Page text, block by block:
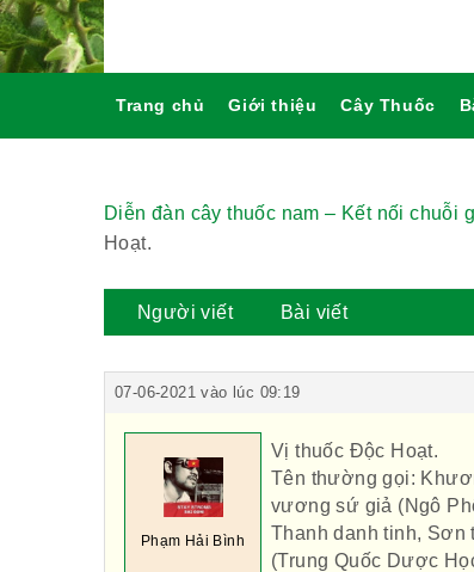
Trang chủ Giới thiệu Cây Thuốc
Diễn đàn cây thuốc nam – Kết nối chuỗi
Hoạt.
Người viết Bài viết
07-06-2021 vào lúc 09:19
Phạm Hải Bình
Vị thuốc Độc Hoạt.
Tên thường gọi:
vương sứ giả (Ngô
Thanh danh tinh, Sơn
(Trung Quốc Dược